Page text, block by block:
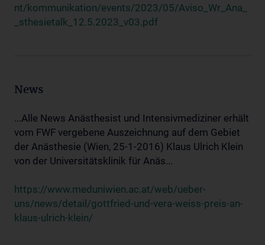
nt/kommunikation/events/2023/05/Aviso_Wr_Ana_
_sthesietalk_12.5.2023_v03.pdf
News
...Alle News Anästhesist und Intensivmediziner erhält
vom FWF vergebene Auszeichnung auf dem Gebiet
der Anästhesie (Wien, 25-1-2016) Klaus Ulrich Klein
von der Universitätsklinik für Anäs...
https://www.meduniwien.ac.at/web/ueber-
uns/news/detail/gottfried-und-vera-weiss-preis-an-
klaus-ulrich-klein/